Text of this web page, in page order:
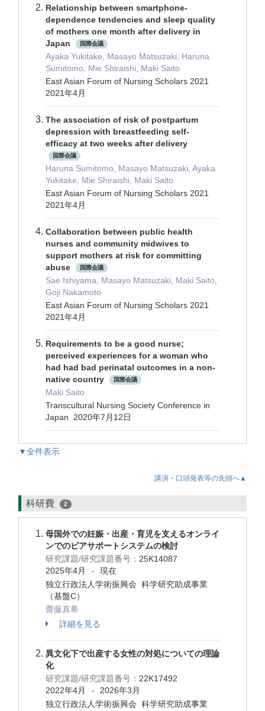
Relationship between smartphone-
dependence tendencies and sleep quality
of mothers one month after delivery in
Japan
国際会議
Ayaka Yukitake, Masayo Matsuzaki, Haruna
Sumitomo, Mie Shiraishi, Maki Saito
East Asian Forum of Nursing Scholars 2021
2021年4月
The association of risk of postpartum
depression with breastfeeding self-
efficacy at two weeks after delivery
国際会議
Haruna Sumitomo, Masayo Matsuzaki, Ayaka
Yukitake, Mie Shiraishi, Maki Saito
East Asian Forum of Nursing Scholars 2021
2021年4月
Collaboration between public health
nurses and community midwives to
support mothers at risk for committing
abuse
国際会議
Sae Ishiyama, Masayo Matsuzaki, Maki Saito,
Goji Nakamoto
East Asian Forum of Nursing Scholars 2021
2021年4月
Requirements to be a good nurse;
perceived experiences for a woman who
had had bad perinatal outcomes in a non-
native country
国際会議
Maki Saito
Transcultural Nursing Society Conference in
Japan 2020年7月12日
▼全件表示
講演・口頭発表等の先頭へ▲
科研費 2
母国外での妊娠・出産・育児を支えるオンライ
ンでのピアサポートシステムの検討
研究課題/研究課題番号： 25K14087
2025年4月
-
現在
独立行政法人学術振興会 科学研究助成事業
（基盤C）
齋藤真希
詳細を見る
異文化下で出産する女性の対処についての理論
化
研究課題/研究課題番号： 22K17492
2022年4月
-
2026年3月
独立行政法人学術振興会 科学研究助成事業